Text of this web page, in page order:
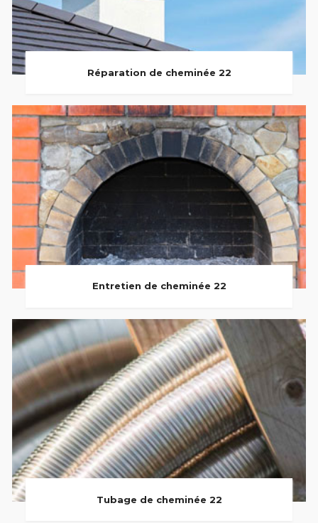
Réparation de cheminée 22
Entretien de cheminée 22
Tubage de cheminée 22